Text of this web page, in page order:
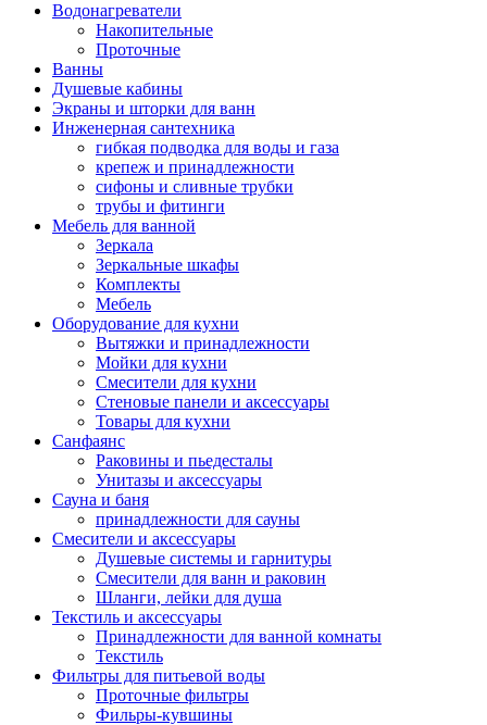
Водонагреватели
Накопительные
Проточные
Ванны
Душевые кабины
Экраны и шторки для ванн
Инженерная сантехника
гибкая подводка для воды и газа
крепеж и принадлежности
сифоны и сливные трубки
трубы и фитинги
Мебель для ванной
Зеркала
Зеркальные шкафы
Комплекты
Мебель
Оборудование для кухни
Вытяжки и принадлежности
Мойки для кухни
Смесители для кухни
Стеновые панели и аксессуары
Товары для кухни
Санфаянс
Раковины и пьедесталы
Унитазы и аксессуары
Сауна и баня
принадлежности для сауны
Смесители и аксессуары
Душевые системы и гарнитуры
Смесители для ванн и раковин
Шланги, лейки для душа
Текстиль и аксессуары
Принадлежности для ванной комнаты
Текстиль
Фильтры для питьевой воды
Проточные фильтры
Фильры-кувшины